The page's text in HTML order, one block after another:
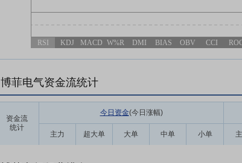
RSI KDJ MACD W%R DMI BIAS OBV CCI
博菲电气资金流统计
资金流
统计
今日资金(今日涨幅)
主力 超大单 大单 中单 小单